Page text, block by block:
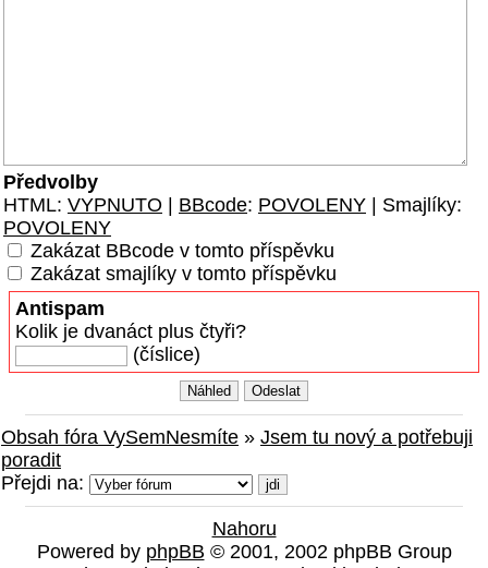
Předvolby
HTML: VYPNUTO BBcode: POVOLENY | Smajlíky:
POVOLENY
Zakázat BBcode v tomto příspěvku
Zakázat smajlíky v tomto příspěvku
Antispam
Kolik je dvanáct plus čtyři?
(číslice)
Obsah fóra VySemNesmíte » Jsem tu nový a potřebuji
poradit
Přejdi na:
Nahoru
Powered by phpBB © 2001, 2002 phpBB Group